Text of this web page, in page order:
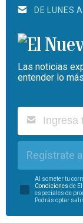
DE LUNES
Las noticias
entender lo
Regístrate
Al someter tu
Condiciones de
especiales de
Podrás optar